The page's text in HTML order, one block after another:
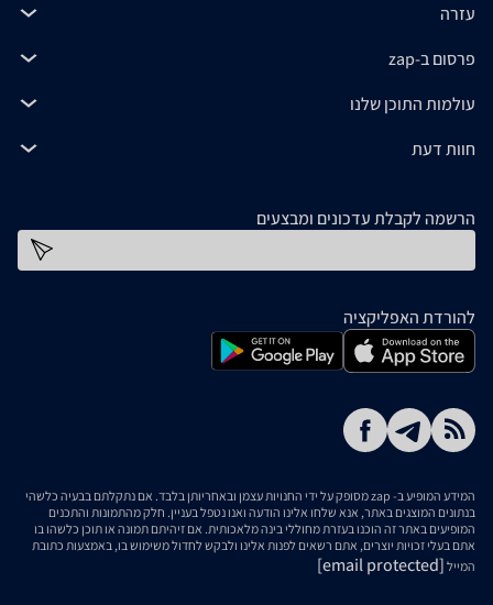
עזרה
פרסום ב-zap
עולמות התוכן שלנו
חוות דעת
הרשמה לקבלת עדכונים ומבצעים
להורדת האפליקציה
המידע המופיע ב- zap מסופק על ידי החנויות עצמן ובאחריותן בלבד. אם נתקלתם בבעיה כלשהי
בנתונים המוצגים באתר, אנא שלחו אלינו הודעה ואנו נטפל בעניין. חלק מהתמונות והתכנים
המופיעים באתר זה הוכנו בעזרת מחוללי בינה מלאכותית. אם זיהיתם תמונה או תוכן כלשהו בו
אתם בעלי זכויות יוצרים, אתם רשאים לפנות אלינו ולבקש לחדול משימוש בו, באמצעות כתובת
המייל [email protected]